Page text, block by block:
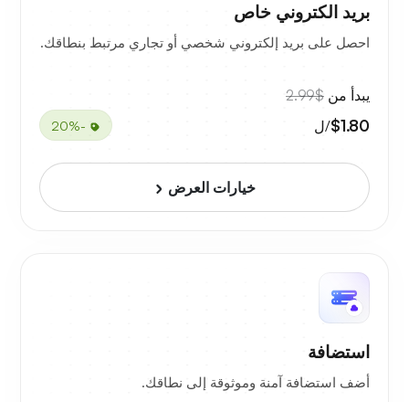
بريد الكتروني خاص
احصل على بريد إلكتروني شخصي أو تجاري مرتبط بنطاقك.
يبدأ من $2.99
$1.80/ل -20%
خيارات العرض
استضافة
أضف استضافة آمنة وموثوقة إلى نطاقك.